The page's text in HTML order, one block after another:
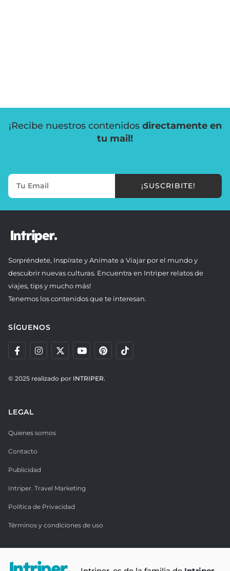
¡Recibe nuestros contenidos directamente en
tu mail!
¡SUSCRIBITE!
Sorpréndete, Inspírate y Anímate a Viajar por el mundo y
descubrir nuevas culturas. Encuentra en Intriper relatos de
viajes, tips y mucho más!
Tenemos los contenidos que te interesan.
SÍGUENOS
© 2025 realizado por INTRIPER.
LEGAL
Quienes somos
Contacto
Publicidad
Intriper. Travel Marketing
Política de Privacidad
Términos y condiciones de uso